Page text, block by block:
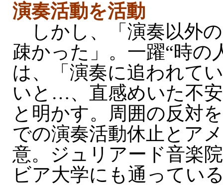
演奏活動を活動
しかし、「演奏以外
疎かった」。一躍“時の
は、「演奏に追われて
いと…、直感めいた不
と明かす。周囲の反対
での演奏活動休止とア
意。ジュリアード音楽
ビア大学にも通ってい